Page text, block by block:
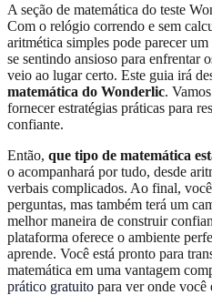
A seção de matemática do teste
Com o relógio correndo e sem
aritmética simples pode parecer
se sentindo ansioso para enfrentar
veio ao lugar certo. Este guia irá
matemática do Wonderlic.
fornecer estratégias práticas para
confiante.
Então, que tipo de matemática
o acompanhará por tudo, desde
verbais complicados. Ao final, você
perguntas, mas também terá um
melhor maneira de construir
plataforma oferece o ambiente
aprende. Você está pronto para
matemática em uma vantagem
prático gratuito para ver onde você